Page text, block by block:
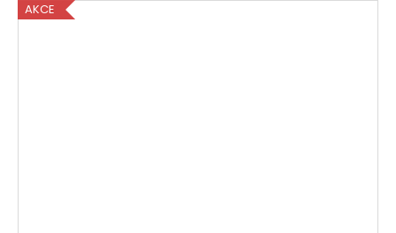
AKCE